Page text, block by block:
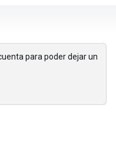
para poder dejar un